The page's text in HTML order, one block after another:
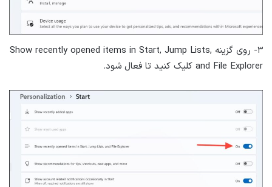
۳- روی گزینه Show recently opened items in Start, Jump Lists,
and File Explorer کلیک کنید تا فعال شود.